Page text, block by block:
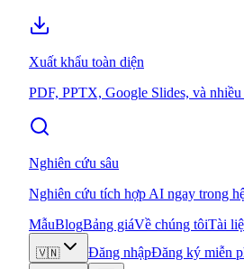
Xuất khẩu toàn diện
PDF, PPTX, Google Slides, và nhiều
Nghiên cứu sâu
Nghiên cứu tích hợp AI ngay trong
MẫuBlogBảng giáVề chúng tôiTài
🇻🇳 Đăng nhậpĐăng ký miễn